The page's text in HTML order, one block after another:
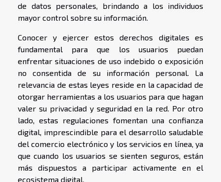
de datos personales, brindando a los individuos
mayor control sobre su información.
Conocer y ejercer estos derechos digitales es
fundamental para que los usuarios puedan
enfrentar situaciones de uso indebido o exposición
no consentida de su información personal. La
relevancia de estas leyes reside en la capacidad de
otorgar herramientas a los usuarios para que hagan
valer su privacidad y seguridad en la red. Por otro
lado, estas regulaciones fomentan una confianza
digital, imprescindible para el desarrollo saludable
del comercio electrónico y los servicios en línea, ya
que cuando los usuarios se sienten seguros, están
más dispuestos a participar activamente en el
ecosistema digital.